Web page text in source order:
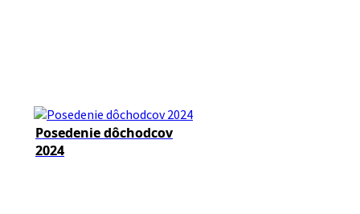
Posedenie dôchodcov
2024